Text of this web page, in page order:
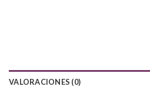
VALORACIONES (0)